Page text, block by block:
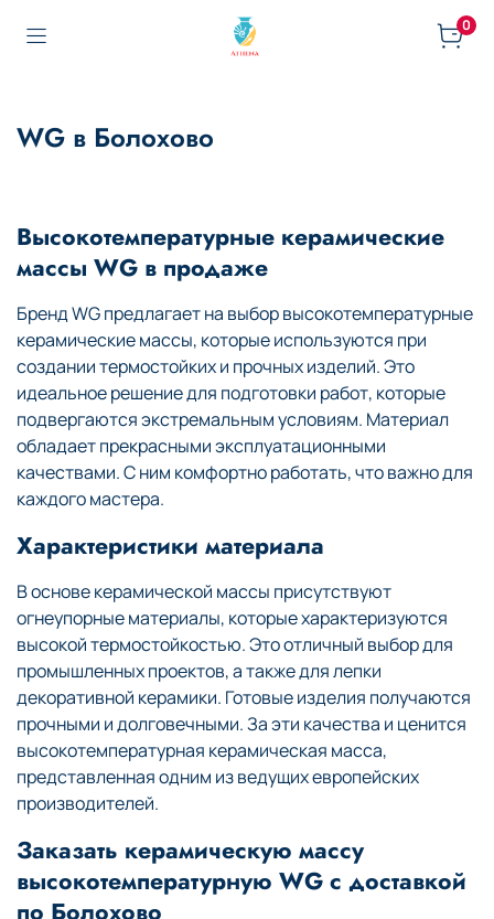
0
WG в Болохово
Высокотемпературные керамические
массы WG в продаже
Бренд WG предлагает на выбор высокотемпературные
керамические массы, которые используются при
создании термостойких и прочных изделий. Это
идеальное решение для подготовки работ, которые
подвергаются экстремальным условиям. Материал
обладает прекрасными эксплуатационными
качествами. С ним комфортно работать, что важно для
каждого мастера.
Характеристики материала
В основе керамической массы присутствуют
огнеупорные материалы, которые характеризуются
высокой термостойкостью. Это отличный выбор для
промышленных проектов, а также для лепки
декоративной керамики. Готовые изделия получаются
прочными и долговечными. За эти качества и ценится
высокотемпературная керамическая масса,
представленная одним из ведущих европейских
производителей.
Заказать керамическую массу
высокотемпературную WG с доставкой
по Болохово